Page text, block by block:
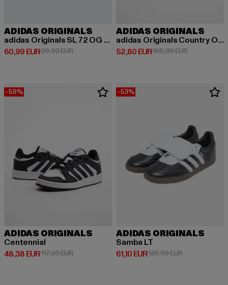
ADIDAS ORIGINALS
adidas Originals SL 72 OG W Sneakers
60,99 EUR
Derzeitiger Preis: 60,99 EUR
99,99 EURAktionspreis: 99,99 EUR
ADIDAS ORIGINALS
adidas Originals Country Originals Sneakers
52,80 EUR
Derzeitiger Preis: 52,80 EUR
109,99 EUR
-59%
ADIDAS ORIGINALS
Centennial
48,38 EUR
Derzeitiger Preis: 48,38 EUR
117,99 EURAktionspreis: 117,99 EUR
-53%
ADIDAS ORIGINALS
Samba LT
61,10 EUR
Derzeitiger Preis: 61,10 EUR
129,99 EURAktionspreis: